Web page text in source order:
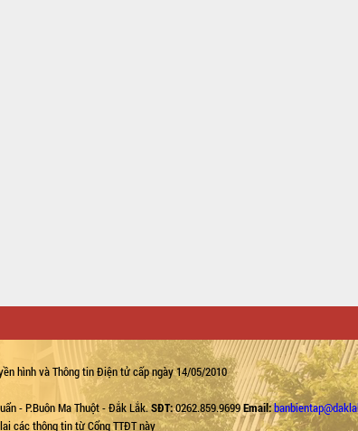
hình và Thông tin Điện tử cấp ngày 14/05/2010
- P.Buôn Ma Thuột - Đắk Lắk.SĐT:0262.859.9699Email:
các thông tin từ Cổng TTĐT này